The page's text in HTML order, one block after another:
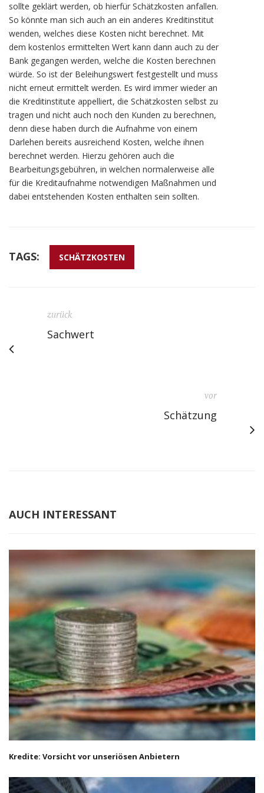
sollte geklärt werden, ob hierfür Schätzkosten anfallen.
So könnte man sich auch an ein anderes Kreditinstitut
wenden, welches diese Kosten nicht berechnet. Mit
dem kostenlos ermittelten Wert kann dann auch zu der
Bank gegangen werden, welche die Kosten berechnen
würde. So ist der Beleihungswert festgestellt und muss
nicht erneut ermittelt werden. Es wird immer wieder an
die Kreditinstitute appelliert, die Schätzkosten selbst zu
tragen und nicht auch noch den Kunden zu berechnen,
denn diese haben durch die Aufnahme von einem
Darlehen bereits ausreichend Kosten, welche ihnen
berechnet werden. Hierzu gehören auch die
Bearbeitungsgebühren, in welchen normalerweise alle
für die Kreditaufnahme notwendigen Maßnahmen und
dabei entstehenden Kosten enthalten sein sollten.
TAGS: SCHÄTZKOSTEN
zurück
Sachwert
vor
Schätzung
AUCH INTERESSANT
Kredite: Vorsicht vor unseriösen Anbietern